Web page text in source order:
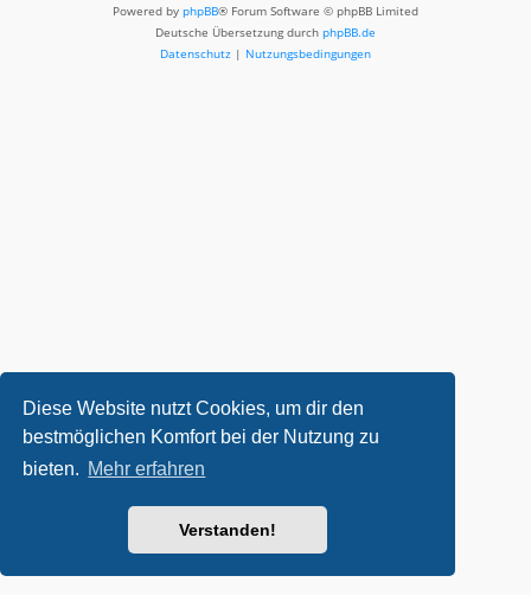
Diese Website nutzt Cookies, um dir den
bestmöglichen Komfort bei der Nutzung zu
bieten. Mehr erfahren
Verstanden!
Powered by phpBB® Forum Software © phpBB Limited
Deutsche Übersetzung durch phpBB.de
Datenschutz | Nutzungsbedingungen